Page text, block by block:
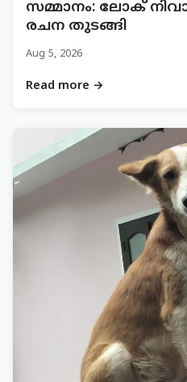
സമ്മാനം: ലോക്
രചന തുടങ്ങി
Aug 5, 2026
Read more →